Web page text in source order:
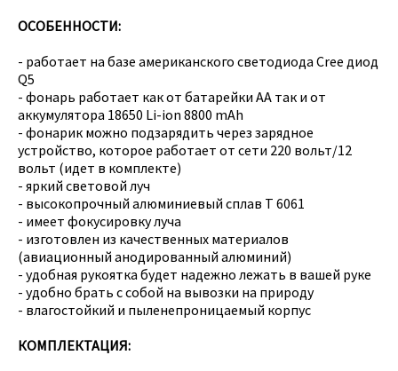
ОСОБЕННОСТИ:
- работает на базе американского светодиода Cree диод
Q5
- фонарь работает как от батарейки АА так и от
аккумулятора 18650 Li-ion 8800 mAh
- фонарик можно подзарядить через зарядное
устройство, которое работает от сети 220 вольт/12
вольт (идет в комплекте)
- яркий световой луч
- высокопрочный алюминиевый сплав Т 6061
- имеет фокусировку луча
- изготовлен из качественных материалов
(авиационный анодированный алюминий)
- удобная рукоятка будет надежно лежать в вашей руке
- удобно брать с собой на вывозки на природу
- влагостойкий и пыленепроницаемый корпус
КОМПЛЕКТАЦИЯ: